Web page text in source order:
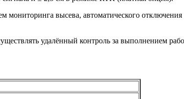
высева, автоматического
удалённый контроль за выполнением